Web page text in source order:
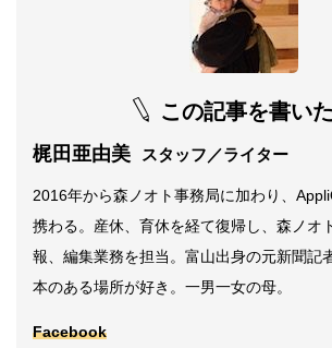
この記事を書い
梶田亜由美 スタッフ／ライター
2016年から森ノオト事務局に加わり、
携わる。産休、育休を経て復帰し、森ノオ
報、編集業務を担当。富山出身の元新聞記
本のある場所が好き。一男一女の母。
Facebook